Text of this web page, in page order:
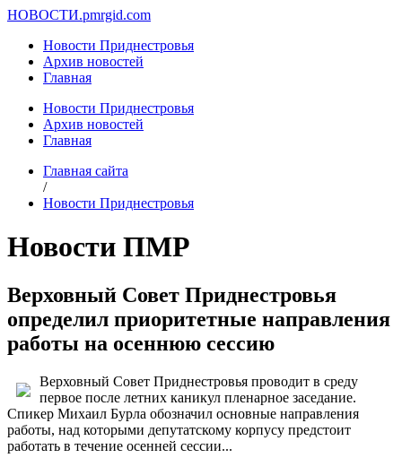
НОВОСТИ.pmrgid.com
Новости Приднестровья
Архив новостей
Главная
Новости Приднестровья
Архив новостей
Главная
Главная сайта
/
Новости Приднестровья
Новости ПМР
Верховный Совет Приднестровья
определил приоритетные направления
работы на осеннюю сессию
Верховный Совет Приднестровья проводит в среду
первое после летних каникул пленарное заседание.
Cпикер Михаил Бурла обозначил основные направления
работы, над которыми депутатскому корпусу предстоит
работать в течение осенней сессии...